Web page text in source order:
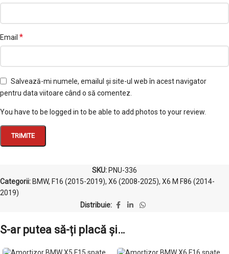
Email *
Salvează-mi numele, emailul și site-ul web în acest navigator
pentru data viitoare când o să comentez.
You have to be logged in to be able to add photos to your review.
SKU: PNU-336
Categorii: BMW, F16 (2015-2019), X6 (2008-2025), X6 M F86 (2014-
2019)
Distribuie:
S-ar putea să-ți placă și…